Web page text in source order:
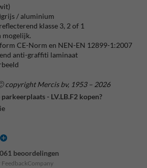
/ aluminium
klasse 3, 2 of 1
mogelijk.
CE-Norm en NEN-EN 12899-1:2007
anti-graffiti laminaat
copyright Mercis bv, 1953 – 2026
- LV.LB.F2 kopen?
beoordelingen